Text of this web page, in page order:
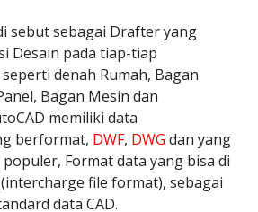
sebut sebagai Drafter yang
Desain pada tiap-tiap
denah Rumah, Bagan
Bagan Mesin dan
memiliki data
berformat, DWF, DWG dan yang
Format data yang bisa di
file format), sebagai
data CAD.